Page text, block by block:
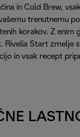
in Cold Brew,
trenutnemu
korakov. Z enim
Rivelia Start zmelje
in vsak recept